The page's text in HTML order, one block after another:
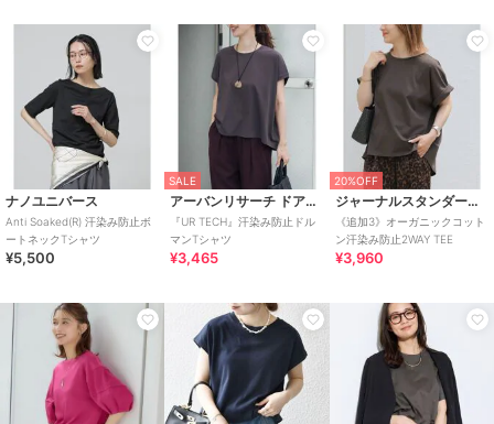
ナノユニバース
Anti Soaked(R) 汗染み防止ボ
ートネックTシャツ
¥5,500
SALE
アーバンリサーチ ドアーズ
『UR TECH』汗染み防止ドル
マンTシャツ
¥3,465
20%OFF
ジャーナルスタンダード レリューム
《追加3》オーガニックコット
ン汗染み防止2WAY TEE
¥3,960